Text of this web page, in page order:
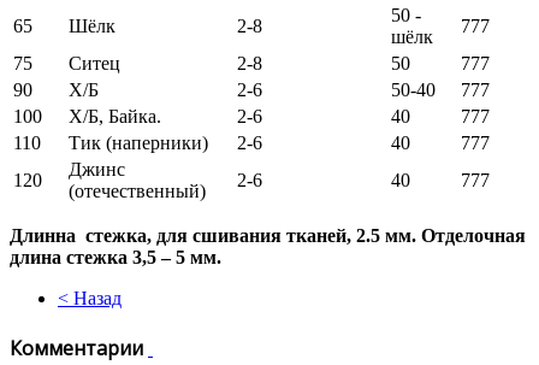
65
Шёлк 2-8
50 -
шёлк
777
75
Ситец 2-8 50
777
90
Х/Б 2-6 50-40
777
100
Х/Б, Байка. 2-6 40
777
110
Тик (наперники) 2-6 40
777
120
Джинс
(отечественный)
2-6 40 777
Длинна стежка, для сшивания тканей, 2.5 мм. Отделочная
длина стежка 3,5 – 5 мм.
< Назад
Комментарии